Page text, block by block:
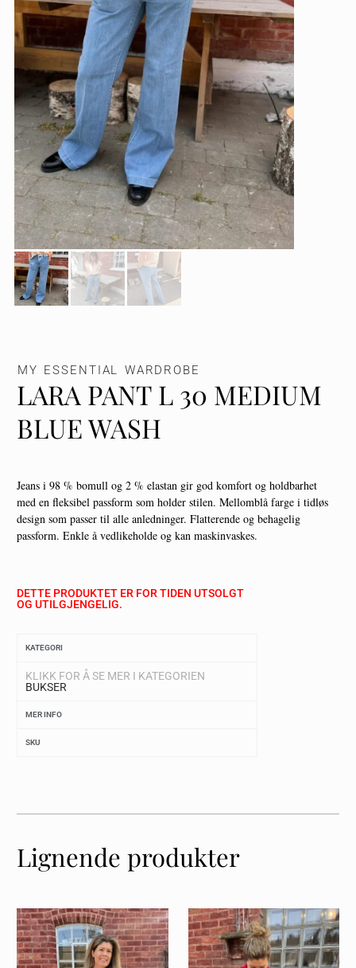
MY ESSENTIAL WARDROBE
LARA PANT L 30 MEDIUM
BLUE WASH
Jeans i 98 % bomull og 2 % elastan gir god komfort og holdbarhet
med en fleksibel passform som holder stilen. Mellomblå farge i tidløs
design som passer til alle anledninger. Flatterende og behagelig
passform. Enkle å vedlikeholde og kan maskinvaskes.
DETTE PRODUKTET ER FOR TIDEN UTSOLGT
OG UTILGJENGELIG.
KATEGORI
KLIKK FOR Å SE MER I KATEGORIEN
BUKSER
MER INFO
SKU
Lignende produkter